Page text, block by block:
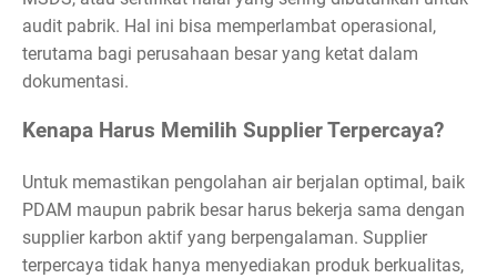
audit pabrik. Hal ini bisa memperlambat operasional,
terutama bagi perusahaan besar yang ketat dalam
dokumentasi.
Kenapa Harus Memilih Supplier Terpercaya?
Untuk memastikan pengolahan air berjalan optimal, baik
PDAM maupun pabrik besar harus bekerja sama dengan
supplier karbon aktif yang berpengalaman. Supplier
terpercaya tidak hanya menyediakan produk berkualitas,